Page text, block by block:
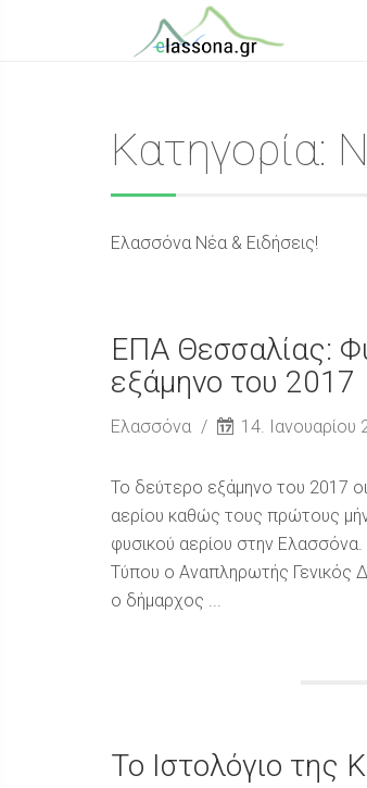
Κατηγορία:
Ελασσόνα Νέα & Ειδήσεις!
ΕΠΑ Θεσσαλίας:
εξάμηνο του 2017
Ελασσόνα 14. Ιανουαρίου
Το δεύτερο εξάμηνο του 2017
αερίου καθώς τους πρώτους
φυσικού αερίου στην
Τύπου ο Αναπληρωτής Γενικός
ο δήμαρχος ...
Το Ιστολόγιο της